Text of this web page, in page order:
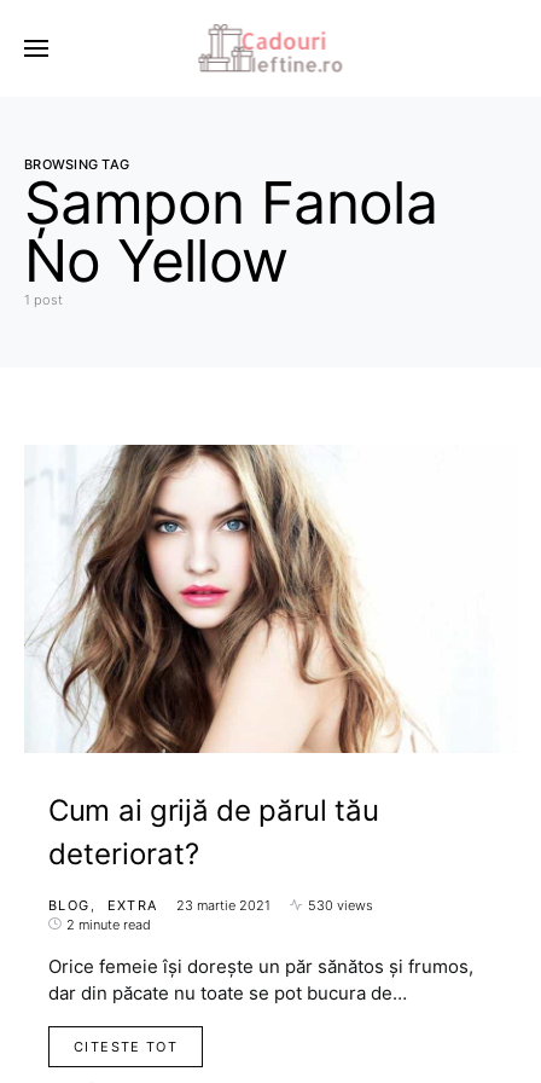
BROWSING TAG
Șampon Fanola
No Yellow
1 post
Cum ai grijă de părul tău
deteriorat?
BLOG EXTRA 23 martie 2021
530 views
2 minute read
Orice femeie își dorește un păr sănătos și frumos,
dar din păcate nu toate se pot bucura de…
CITESTE TOT